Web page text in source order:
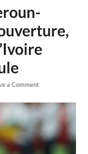
a Comment